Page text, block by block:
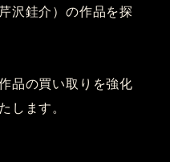
沢銈介）の作品を探
品の買い取りを強化
します。